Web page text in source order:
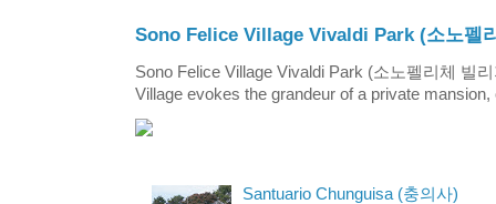
Sono Felice Village Vivaldi Park (소노펠
Sono Felice Village Vivaldi Park (소노펠리체 빌
Village evokes the grandeur of a private
Santuario Chunguisa (충의사)